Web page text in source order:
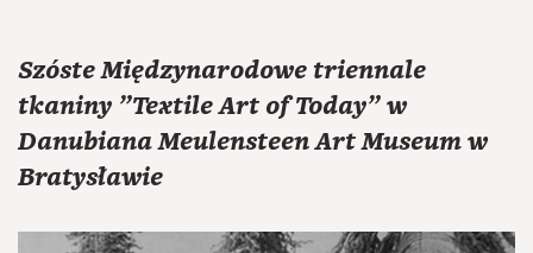
Szóste Międzynarodowe triennale
tkaniny "Textile Art of Today" w
Danubiana Meulensteen Art Museum w
Bratysławie